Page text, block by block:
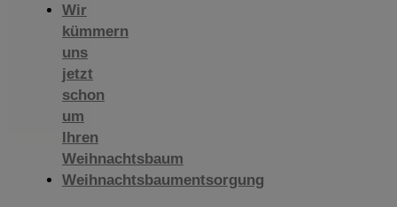
Wir
kümmern
uns
jetzt
schon
um
Ihren
Weihnachtsbaum
Weihnachtsbaumentsorgung